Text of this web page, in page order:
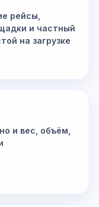
рейсы,
и частный
на загрузке
и вес, объём,